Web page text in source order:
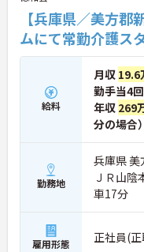
【兵庫県／美方
ムにて常勤介護ス
給料
月収 19.6
勤手当4回
年収 269
分の場合）
勤務地
兵庫県 美
ＪＲ山陰
車17分
雇用形態 正社員(